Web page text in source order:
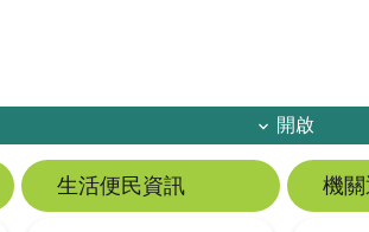
開啟
生活便民資訊 機